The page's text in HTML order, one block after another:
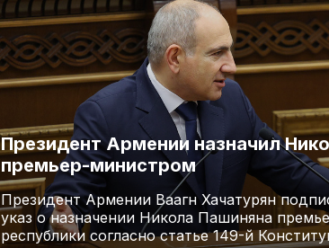
Президент Армении назначил
премьер-министром
Президент Армении Ваагн Хачатурян
указ о назначении Никола Пашиняна
республики согласно статье 149-й